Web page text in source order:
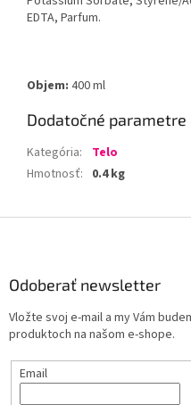
EDTA, Parfum.
Objem: 400 ml
Dodatočné parametre
Kategória:
Telo
Hmotnosť: 0.4 kg
Odoberať newsletter
Vložte svoj e-mail a my Vám
produktoch na našom e-shope.
Email